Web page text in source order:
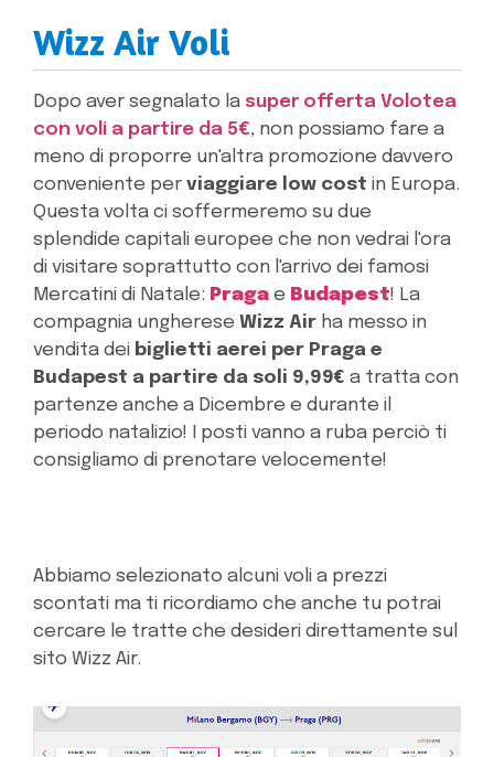
Wizz Air Voli
Dopo aver segnalato la super offerta Volotea
con voli a partire da 5€, non possiamo fare a
meno di proporre un'altra promozione davvero
conveniente per viaggiare low cost in Europa.
Questa volta ci soffermeremo su due
splendide capitali europee che non vedrai l'ora
di visitare soprattutto con l'arrivo dei famosi
Mercatini di Natale: Praga e Budapest! La
compagnia ungherese Wizz Air ha messo in
vendita dei biglietti aerei per Praga e
Budapest a partire da soli 9,99€ a tratta con
partenze anche a Dicembre e durante il
periodo natalizio! I posti vanno a ruba perciò ti
consigliamo di prenotare velocemente!
Abbiamo selezionato alcuni voli a prezzi
scontati ma ti ricordiamo che anche tu potrai
cercare le tratte che desideri direttamente sul
sito Wizz Air.